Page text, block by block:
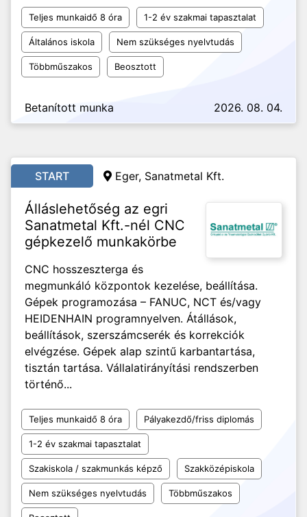
Teljes munkaidő 8 óra 1-2 év szakmai tapasztalat
Általános iskola Nem szükséges nyelvtudás
Többműszakos Beosztott
Betanított munka 2026. 08. 04.
START Eger, Sanatmetal Kft.
Álláslehetőség az egri
Sanatmetal Kft.-nél CNC
gépkezelő munkakörbe
CNC hosszeszterga és
megmunkáló központok kezelése, beállítása.
Gépek programozása – FANUC, NCT és/vagy
HEIDENHAIN programnyelven. Átállások,
beállítások, szerszámcserék és korrekciók
elvégzése. Gépek alap szintű karbantartása,
tisztán tartása. Vállalatirányítási rendszerben
történő...
Teljes munkaidő 8 óra Pályakezdő/friss diplomás
1-2 év szakmai tapasztalat
Szakiskola / szakmunkás képző Szakközépiskola
Nem szükséges nyelvtudás Többműszakos